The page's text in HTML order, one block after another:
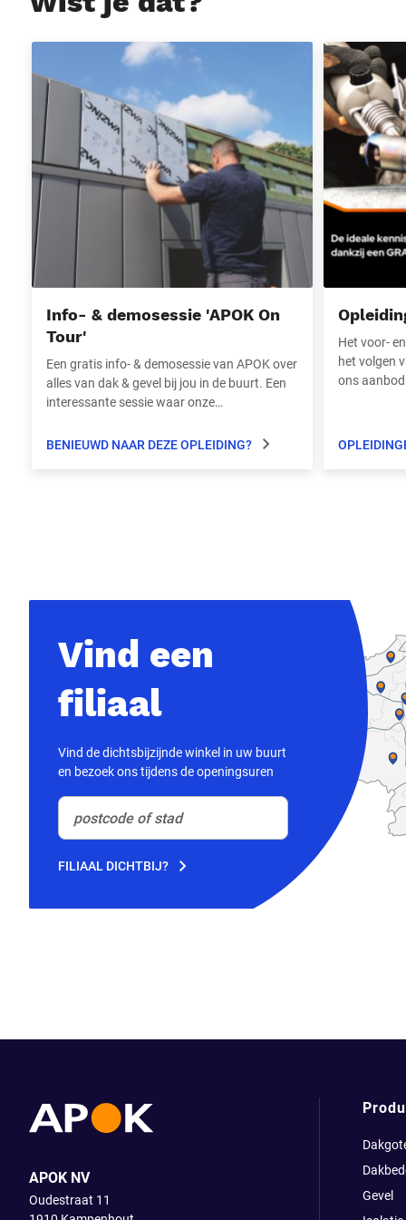
Info- & demosessie 'APOK On Tour'
Info- & demosessie 'APOK On
Tour'
Een gratis info- & demosessie van APOK over
alles van dak & gevel bij jou in de buurt. Een
interessante sessie waar onze
beantwoorden.
BENIEUWD NAAR DEZE OPLEIDING?
Opleidingen
Het voor-
het volgen
ons
Vind een
filiaal
Vind de dichtsbijzijnde winkel in uw buurt
en bezoek ons tijdens de openingsuren
FILIAAL DICHTBIJ?
APOK NV
Oudestraat 11
Gevel